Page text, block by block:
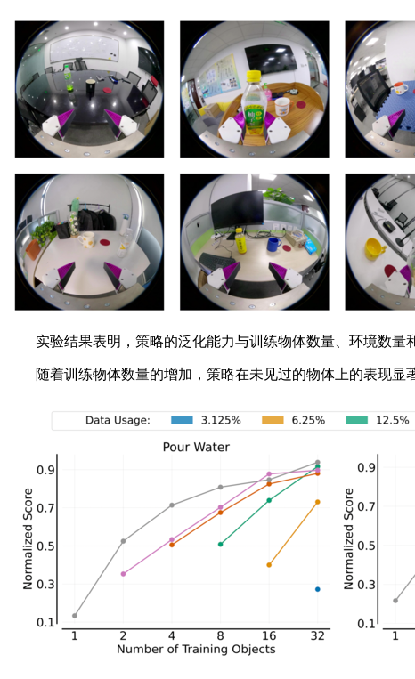
实验结果表明，策略的泛化能力与训练物体数量、环境数量
随着训练物体数量的增加，策略在未见过的物体上的表现显